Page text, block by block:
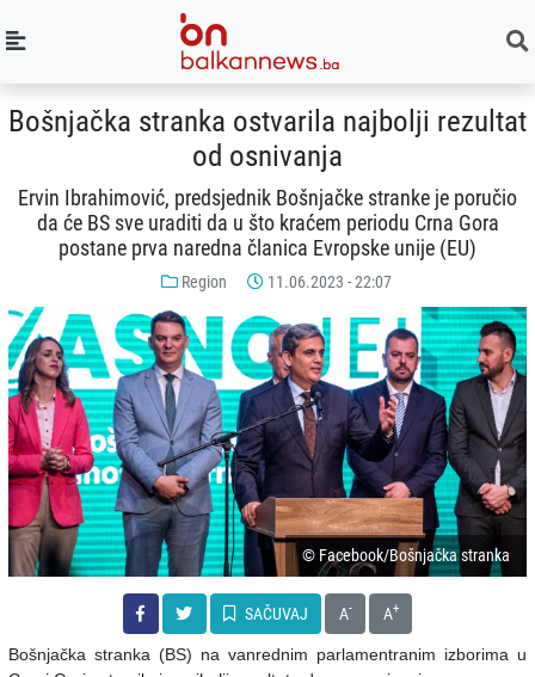
Bošnjačka stranka ostvarila najbolji rezultat
od osnivanja
Ervin Ibrahimović, predsjednik Bošnjačke stranke je poručio
da će BS sve uraditi da u što kraćem periodu Crna Gora
postane prva naredna članica Evropske unije (EU)
Region 11.06.2023 - 22:07
© Facebook/Bošnjačka stranka
SAČUVAJ A- A+
Bošnjačka stranka (BS) na vanrednim parlamentranim izborima u